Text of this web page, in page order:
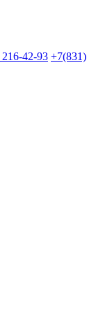
216-42-93 +7(831)